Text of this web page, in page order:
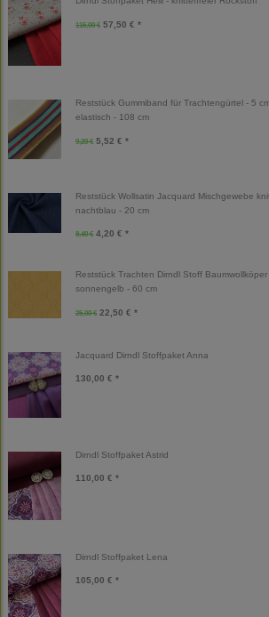
115,00 € 57,50 € *
Reststück Gummiband für Trachtengürtel - 5
elastisch - 108 cm
9,20 € 5,52 € *
Reststück Wollsatin Jacquard Mischgewebe
nachtblau - 20 cm
8,40 € 4,20 € *
Reststück Trachten Dirndl Stoff
sonnengelb - 60 cm
25,00 € 22,50 € *
Jacquard Dirndl Stoffpaket Anna
130,00 € *
Dirndl Stoffpaket Astrid
110,00 € *
Dirndl Stoffpaket Lena
105,00 € *